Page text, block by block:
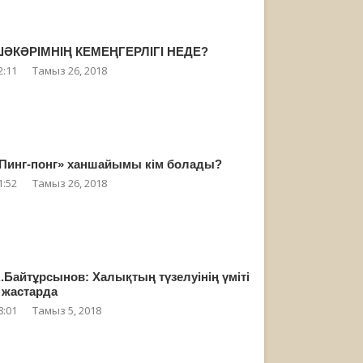
КЕМЕҢГЕРЛІГІ НЕДЕ?
Тамыз 26, 2018
понг» ханшайымы кім болады?
Тамыз 26, 2018
Халықтың түзелуінің үміті
жастарда
Тамыз 5, 2018